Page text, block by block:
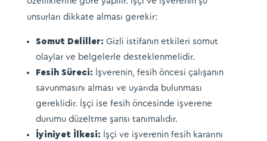
unsurları dikkate alması gerekir:
Somut Deliller: Gizli istifanın etkileri somut
olaylar ve belgelerle desteklenmelidir.
Fesih Süreci: İşverenin, fesih öncesi çalışanın
savunmasını alması ve uyarıda bulunması
gereklidir. İşçi ise fesih öncesinde işverene
durumu düzeltme şansı tanımalıdır.
İyiniyet İlkesi: İşçi ve işverenin fesih kararını